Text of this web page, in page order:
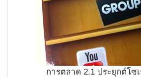
การตลาด 2.1 ประยุกต์โซ